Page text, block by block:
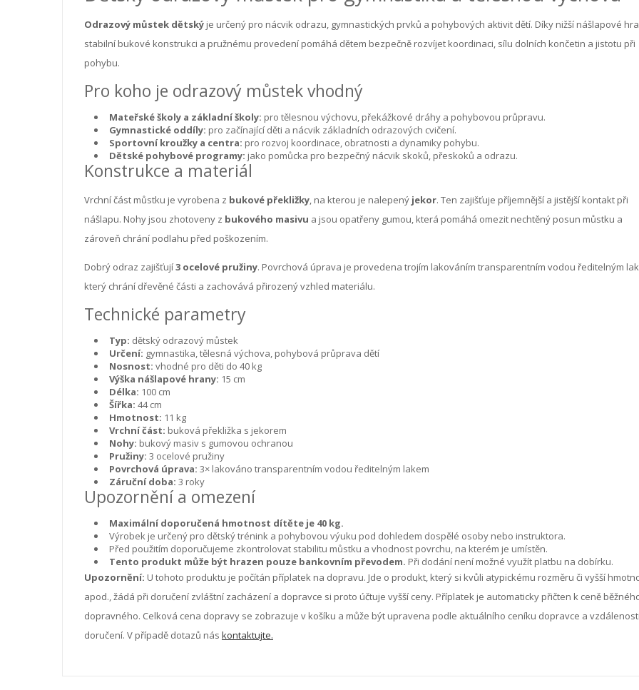
Odrazový můstek dětský je určený pro nácvik odrazu, gymnastických prvků a pohybových aktivit dětí. Díky nižší nášlapové
stabilní bukové konstrukci a pružnému provedení pomáhá dětem bezpečně rozvíjet koordinaci, sílu dolních končetin a jistotu při
pohybu.
Pro koho je odrazový můstek vhodný
Mateřské školy a základní školy: pro tělesnou výchovu, překážkové dráhy a pohybovou průpravu.
Gymnastické oddíly: pro začínající děti a nácvik základních odrazových cvičení.
Sportovní kroužky a centra: pro rozvoj koordinace, obratnosti a dynamiky pohybu.
Dětské pohybové programy: jako pomůcka pro bezpečný nácvik skoků, přeskoků a odrazu.
Konstrukce a materiál
Vrchní část můstku je vyrobena z bukové překližky, na kterou je nalepený jekor. Ten zajišťuje příjemnější a jistější kontakt při
nášlapu. Nohy jsou zhotoveny z bukového masivu a jsou opatřeny gumou, která pomáhá omezit nechtěný posun můstku a
zároveň chrání podlahu před poškozením.
Dobrý odraz zajišťují3 ocelové pružiny. Povrchová úprava je provedena trojím lakováním transparentním vodou ředitelným
který chrání dřevěné části a zachovává přirozený vzhled materiálu.
Technické parametry
Typ: dětský odrazový můstek
Určení: gymnastika, tělesná výchova, pohybová průprava dětí
Nosnost: vhodné pro děti do 40 kg
Výška nášlapové hrany: 15 cm
Délka: 100 cm
Šířka: 44 cm
Hmotnost: 11 kg
Vrchní část: buková překližka s jekorem
Nohy: bukový masiv s gumovou ochranou
Pružiny: 3 ocelové pružiny
Povrchová úprava: 3× lakováno transparentním vodou ředitelným lakem
Záruční doba: 3 roky
Upozornění a omezení
Maximální doporučená hmotnost dítěte je 40 kg.
Výrobek je určený pro dětský trénink a pohybovou výuku pod dohledem dospělé osoby nebo instruktora.
Před použitím doporučujeme zkontrolovat stabilitu můstku a vhodnost povrchu, na kterém je umístěn.
Tento produkt může být hrazen pouze bankovním převodem. Při dodání není možné využít platbu na dobírku.
Upozornění: U tohoto produktu je počítán příplatek na dopravu. Jde o produkt, který si kvůli atypickému rozměru či vyšší
apod., žádá při doručení zvláštní zacházení a dopravce si proto účtuje vyšší ceny. Příplatek je automaticky přičten k ceně
dopravného. Celková cena dopravy se zobrazuje v košíku a může být upravena podle aktuálního ceníku dopravce a
doručení. V případě dotazů nás kontaktujte.